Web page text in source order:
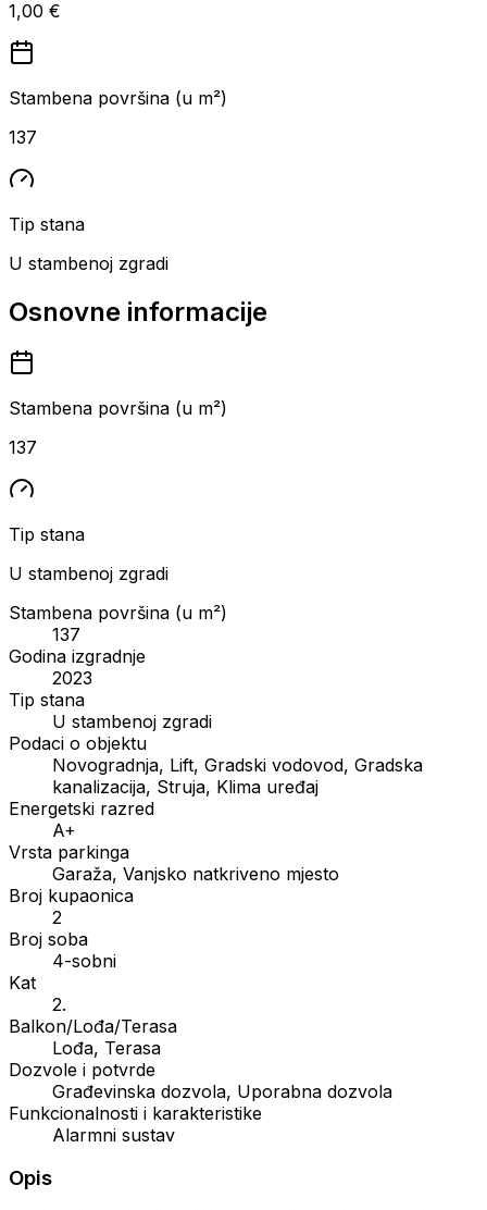
1,00 €
Stambena površina (u m²)
137
Tip stana
U stambenoj zgradi
Osnovne informacije
Stambena površina (u m²)
137
Tip stana
U stambenoj zgradi
Stambena površina (u m²)
137
Godina izgradnje
2023
Tip stana
U stambenoj zgradi
Podaci o objektu
Novogradnja, Lift, Gradski vodovod, Gradska
kanalizacija, Struja, Klima uređaj
Energetski razred
A+
Vrsta parkinga
Garaža, Vanjsko natkriveno mjesto
Broj kupaonica
2
Broj soba
4-sobni
Kat
2.
Balkon/Lođa/Terasa
Lođa, Terasa
Dozvole i potvrde
Građevinska dozvola, Uporabna dozvola
Funkcionalnosti i karakteristike
Alarmni sustav
Opis